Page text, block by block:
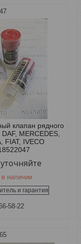
клапан рядного
MERCEDES,
FIAT, IVECO
в наличии
и гарантия
58-22